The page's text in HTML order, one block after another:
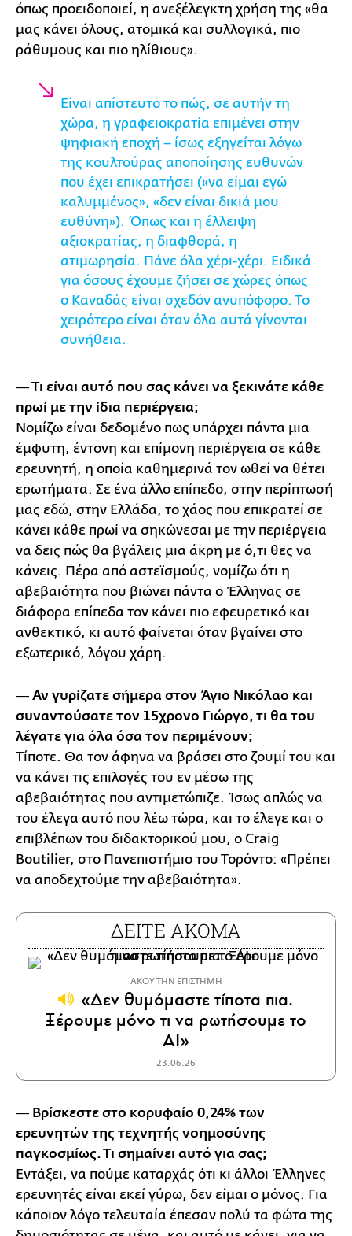
όπως προειδοποιεί, η ανεξέλεγκτη χρήση της «θα
μας κάνει όλους, ατομικά και συλλογικά, πιο
ράθυμους και πιο ηλίθιους».
Είναι απίστευτο το πώς, σε αυτήν τη
χώρα, η γραφειοκρατία επιμένει στην
ψηφιακή εποχή – ίσως εξηγείται λόγω
της κουλτούρας αποποίησης ευθυνών
που έχει επικρατήσει («να είμαι εγώ
καλυμμένος», «δεν είναι δικιά μου
ευθύνη»). Όπως και η έλλειψη
αξιοκρατίας, η διαφθορά, η
ατιμωρησία. Πάνε όλα χέρι-χέρι. Ειδικά
για όσους έχουμε ζήσει σε χώρες όπως
ο Καναδάς είναι σχεδόν ανυπόφορο. Το
χειρότερο είναι όταν όλα αυτά γίνονται
συνήθεια.
― Τι είναι αυτό που σας κάνει να ξεκινάτε κάθε
πρωί με την ίδια περιέργεια;
Νομίζω είναι δεδομένο πως υπάρχει πάντα μια
έμφυτη, έντονη και επίμονη περιέργεια σε κάθε
ερευνητή, η οποία καθημερινά τον ωθεί να θέτει
ερωτήματα. Σε ένα άλλο επίπεδο, στην περίπτωσή
μας εδώ, στην Ελλάδα, το χάος που επικρατεί σε
κάνει κάθε πρωί να σηκώνεσαι με την περιέργεια
να δεις πώς θα βγάλεις μια άκρη με ό,τι θες να
κάνεις. Πέρα από αστεϊσμούς, νομίζω ότι η
αβεβαιότητα που βιώνει πάντα ο Έλληνας σε
διάφορα επίπεδα τον κάνει πιο εφευρετικό και
ανθεκτικό, κι αυτό φαίνεται όταν βγαίνει στο
εξωτερικό, λόγου χάρη.
― Αν γυρίζατε σήμερα στον Άγιο Νικόλαο και
συναντούσατε τον 15χρονο Γιώργο, τι θα του
λέγατε για όλα όσα τον περιμένουν;
Τίποτε. Θα τον άφηνα να βράσει στο ζουμί του και
να κάνει τις επιλογές του εν μέσω της
αβεβαιότητας που αντιμετώπιζε. Ίσως απλώς να
του έλεγα αυτό που λέω τώρα, και το έλεγε και ο
επιβλέπων του διδακτορικού μου, ο Craig
Boutilier, στο Πανεπιστήμιο του Τορόντο: «Πρέπει
να αποδεχτούμε την αβεβαιότητα».
ΔΕΙΤΕ ΑΚΟΜΑ
ΑΚΟΥ ΤΗΝ ΕΠΙΣΤΗΜΗ
«Δεν θυμόμαστε τίποτα πια.
Ξέρουμε μόνο τι να ρωτήσουμε το
ΑΙ»
23.06.26
― Βρίσκεστε στο κορυφαίο 0,24% των
ερευνητών της τεχνητής νοημοσύνης
παγκοσμίως. Τι σημαίνει αυτό για σας;
Εντάξει, να πούμε καταρχάς ότι κι άλλοι Έλληνες
ερευνητές είναι εκεί γύρω, δεν είμαι ο μόνος. Για
κάποιον λόγο τελευταία έπεσαν πολύ τα φώτα της